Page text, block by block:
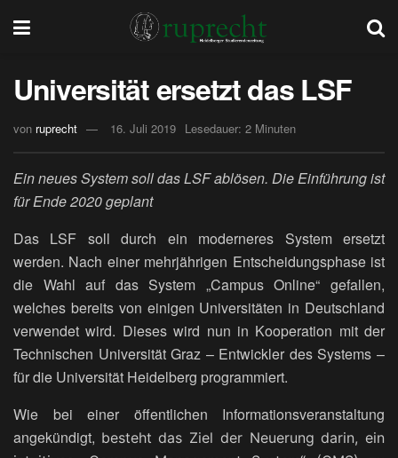
Universität ersetzt das LSF
von ruprecht 16. Juli 2019 Lesedauer: 2 Minuten
Ein neues System soll das LSF ablösen. Die Einführung ist
für Ende 2020 geplant
Das LSF soll durch ein moderneres System ersetzt
werden. Nach einer mehrjährigen Entscheidungsphase ist
die Wahl auf das System „Campus Online“ gefallen,
welches bereits von einigen Universitäten in Deutschland
verwendet wird. Dieses wird nun in Kooperation mit der
Technischen Universität Graz – Entwickler des Systems –
für die Universität Heidelberg programmiert.
Wie bei einer öffentlichen Informationsveranstaltung
angekündigt, besteht das Ziel der Neuerung darin, ein